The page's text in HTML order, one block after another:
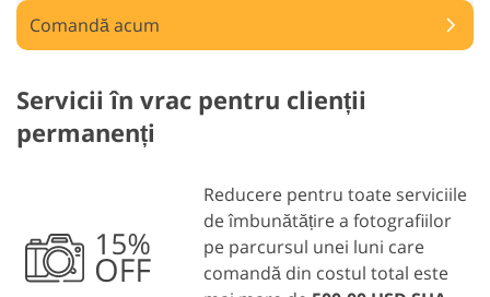
Comandă acum
Servicii în vrac pentru clienții
permanenți
Reducere pentru toate serviciile
de îmbunătățire a fotografiilor
pe parcursul unei luni care
comandă din costul total este